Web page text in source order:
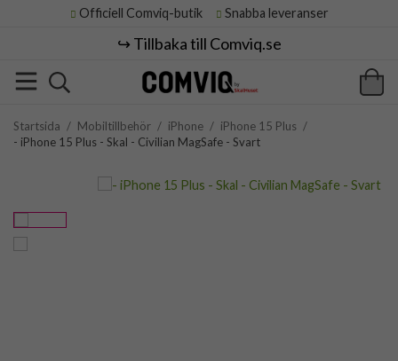
Officiell Comviq-butik Snabba leveranser
↪️ Tillbaka till Comviq.se
Startsida / Mobiltillbehör / iPhone / iPhone 15 Plus /
- iPhone 15 Plus - Skal - Civilian MagSafe - Svart